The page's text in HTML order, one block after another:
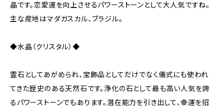
晶です。恋愛運を向上させるパワーストーンとして大人気ですね。
主な産地はマダガスカル、ブラジル。
◆水晶（クリスタル）◆
霊石としてあがめられ、宝飾品としてだけでなく儀式にも使われ
てきた歴史のある天然石です。浄化の石として最も高い人気を誇
るパワーストーンでもあります。潜在能力を引き出して、幸運を招